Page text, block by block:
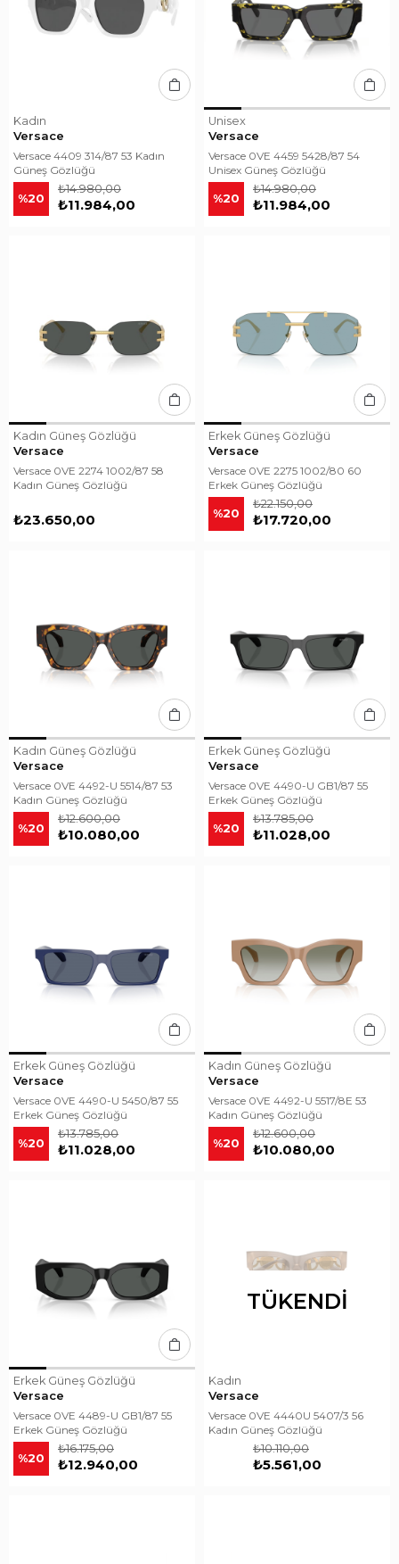
Kadın
Versace
Versace 4409 314/87 53 Kadın
Güneş Gözlüğü
%20 ₺11.984,00
₺14.980,00
Unisex
Versace
Versace 0VE 4459 5428/87 54
Unisex Güneş Gözlüğü
%20 ₺11.984,00
₺14.980,00
Kadın Güneş Gözlüğü
Versace
Versace 0VE 2274 1002/87 58
Kadın Güneş Gözlüğü
₺23.650,00
Erkek Güneş Gözlüğü
Versace
Versace 0VE 2275 1002/80 60
Erkek Güneş Gözlüğü
%20 ₺17.720,00
₺22.150,00
Kadın Güneş Gözlüğü
Versace
Versace 0VE 4492-U 5514/87 53
Kadın Güneş Gözlüğü
%20 ₺10.080,00
₺12.600,00
Erkek Güneş Gözlüğü
Versace
Versace 0VE 4490-U GB1/87 55
Erkek Güneş Gözlüğü
%20 ₺11.028,00
₺13.785,00
Erkek Güneş Gözlüğü
Versace
Versace 0VE 4490-U 5450/87 55
Erkek Güneş Gözlüğü
%20 ₺11.028,00
₺13.785,00
Kadın Güneş Gözlüğü
Versace
Versace 0VE 4492-U 5517/8E 53
Kadın Güneş Gözlüğü
%20 ₺10.080,00
₺12.600,00
Erkek Güneş Gözlüğü
Versace
Versace 0VE 4489-U GB1/87 55
Erkek Güneş Gözlüğü
%20 ₺12.940,00
₺16.175,00
TÜKENDI
Kadın
Versace
Versace 0VE 4440U 5407/3 56
Kadın Güneş Gözlüğü
₺5.561,00
₺10.110,00